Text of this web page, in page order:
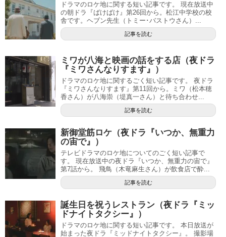
ドラマのロケ地に関する短い記事です。 現在放送中
の朝ドラ『ばけばけ』第26回から。松江中学校の校
舎です。ヘブン先生（トミー･バストウさん）...
記事を読む
ミワが八海と映画の話をする店（夜ドラ
『ミワさんなりすます』）
ドラマのロケ地に関するごく短い記事です。 夜ドラ
『ミワさんなりすます』第11回から。ミワ（松本穂
香さん）が八海崇（堤真一さん）と待ち合わせ...
記事を読む
新御堂筋ロケ（夜ドラ『いつか、無重力
の宙で』）
テレビドラマのロケ地についてのごく短い記事で
す。 現在放送中の夜ドラ『いつか、無重力の宙で』
第7話から。 飛鳥（木竜麻生さん）が飲食店で酔...
記事を読む
誕生日を祝うレストラン（夜ドラ『ミッ
ドナイトタクシー』）
ドラマのロケ地に関する短い記事です。 本日放送が
始まった夜ドラ『ミッドナイトタクシー』。 撮影場